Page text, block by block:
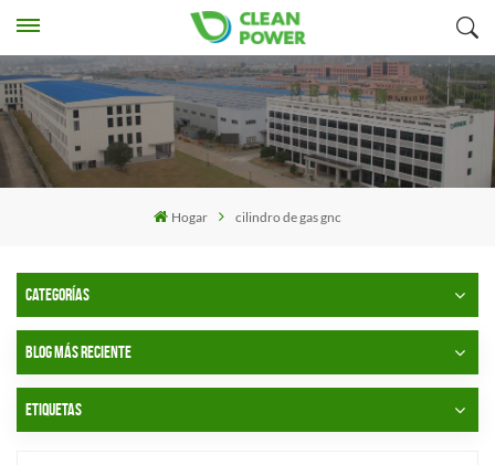
Hogar cilindro de gas gnc
CATEGORÍAS
BLOG MÁS RECIENTE
ETIQUETAS